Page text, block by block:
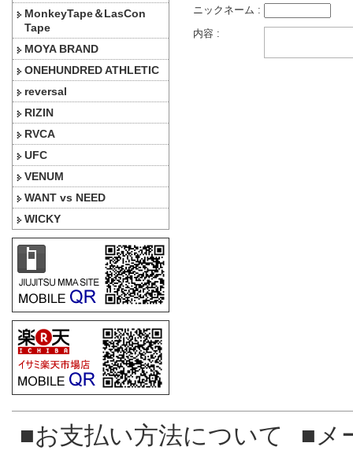
MonkeyTape＆LasCon
Tape
MOYA BRAND
ONEHUNDRED ATHLETIC
reversal
RIZIN
RVCA
UFC
VENUM
WANT vs NEED
WICKY
ニックネーム :
内容 :
■お支払い方法について
■メ